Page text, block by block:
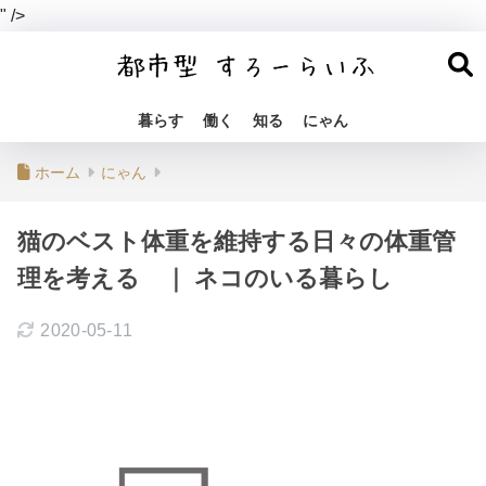
" />
暮らす 働く 知る にゃん
ホーム にゃん
猫のベスト体重を維持する日々の体重管
理を考える ｜ ネコのいる暮らし
2020-05-11